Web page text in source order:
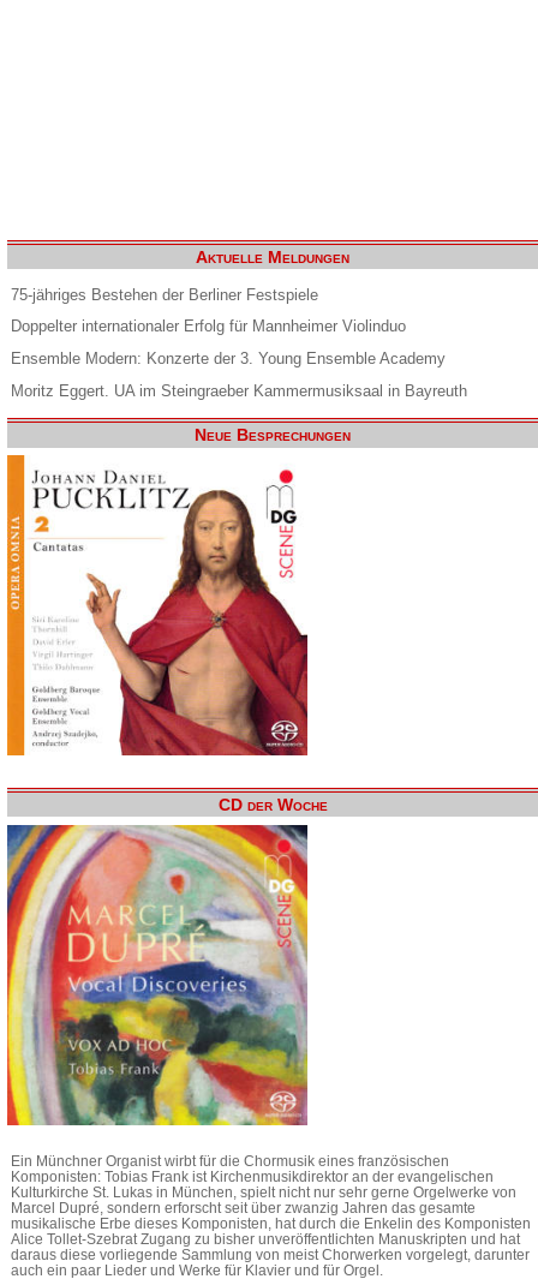
Aktuelle Meldungen
75-jähriges Bestehen der Berliner Festspiele
Doppelter internationaler Erfolg für Mannheimer Violinduo
Ensemble Modern: Konzerte der 3. Young Ensemble Academy
Moritz Eggert. UA im Steingraeber Kammermusiksaal in Bayreuth
Neue Besprechungen
CD der Woche
Ein Münchner Organist wirbt für die Chormusik eines französischen
Komponisten: Tobias Frank ist Kirchenmusikdirektor an der evangelischen
Kulturkirche St. Lukas in München, spielt nicht nur sehr gerne Orgelwerke von
Marcel Dupré, sondern erforscht seit über zwanzig Jahren das gesamte
musikalische Erbe dieses Komponisten, hat durch die Enkelin des Komponisten
Alice Tollet-Szebrat Zugang zu bisher unveröffentlichten Manuskripten und hat
daraus diese vorliegende Sammlung von meist Chorwerken vorgelegt, darunter
auch ein paar Lieder und Werke für Klavier und für Orgel.